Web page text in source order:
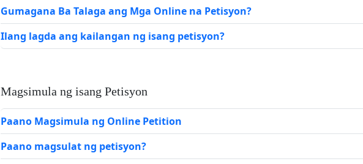
Gumagana Ba Talaga ang Mga Online na Petisyon?
Ilang lagda ang kailangan ng isang petisyon?
Magsimula ng isang Petisyon
Paano Magsimula ng Online Petition
Paano magsulat ng petisyon?